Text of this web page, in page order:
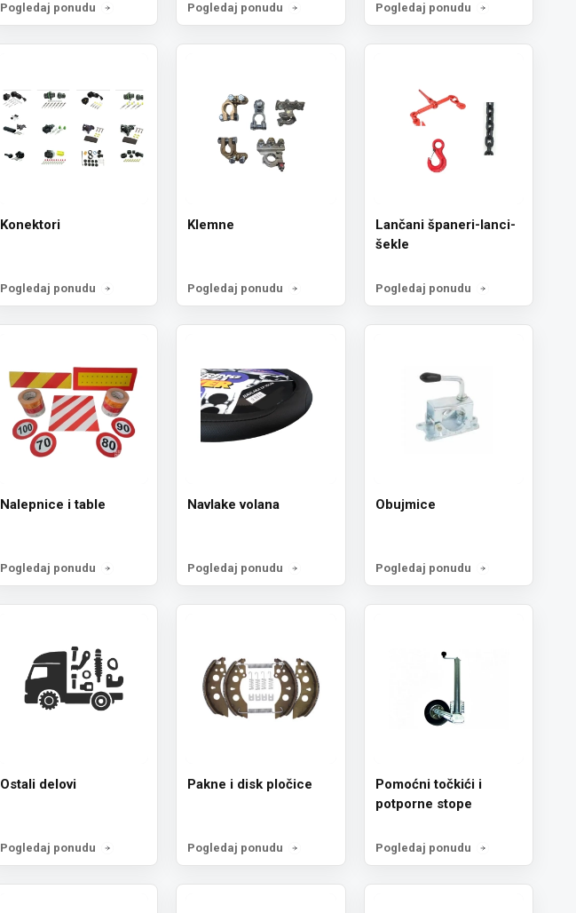
Pogledaj ponudu Pogledaj ponudu Pogledaj ponudu
Konektori
Pogledaj ponudu
Klemne
Pogledaj ponudu
Lančani španeri-lanci-
šekle
Pogledaj ponudu
Nalepnice i table
Pogledaj ponudu
Navlake volana
Pogledaj ponudu
Obujmice
Pogledaj ponudu
Ostali delovi
Pogledaj ponudu
Pakne i disk pločice
Pogledaj ponudu
Pomoćni točkići i
potporne stope
Pogledaj ponudu